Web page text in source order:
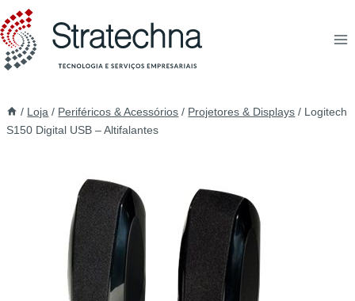
/ Loja / Periféricos & Acessórios / Projetores & Displays / Logitech
S150 Digital USB – Altifalantes